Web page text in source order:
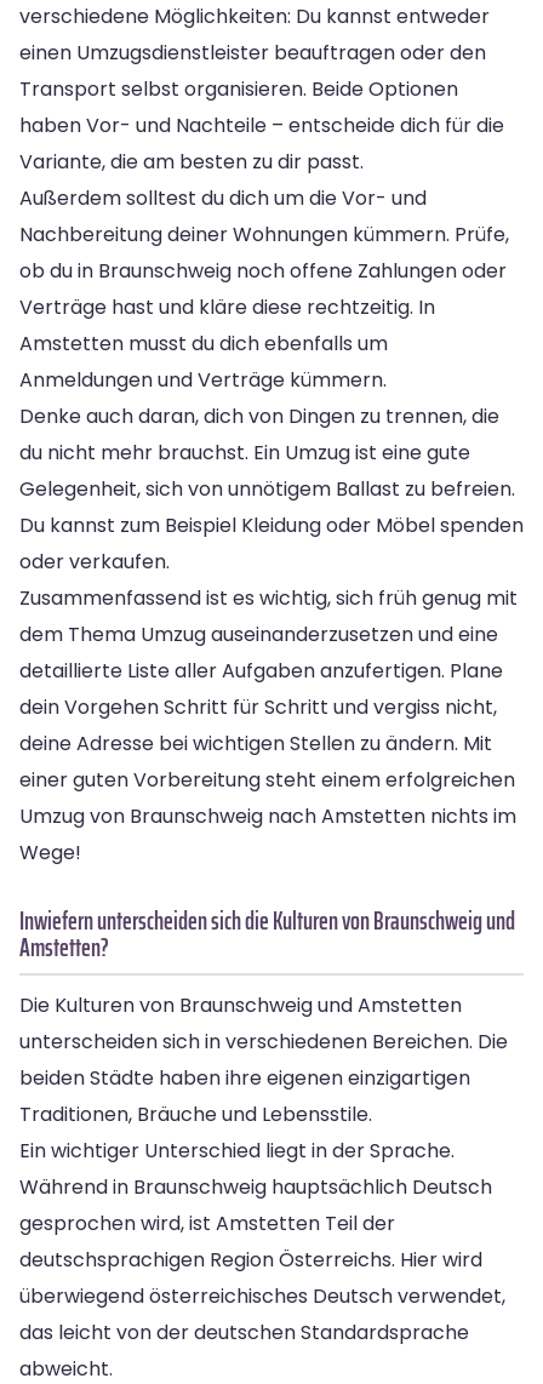
verschiedene Möglichkeiten: Du kannst entweder
einen Umzugsdienstleister beauftragen oder den
Transport selbst organisieren. Beide Optionen
haben Vor- und Nachteile – entscheide dich für die
Variante, die am besten zu dir passt.
Außerdem solltest du dich um die Vor- und
Nachbereitung deiner Wohnungen kümmern. Prüfe,
ob du in Braunschweig noch offene Zahlungen oder
Verträge hast und kläre diese rechtzeitig. In
Amstetten musst du dich ebenfalls um
Anmeldungen und Verträge kümmern.
Denke auch daran, dich von Dingen zu trennen, die
du nicht mehr brauchst. Ein Umzug ist eine gute
Gelegenheit, sich von unnötigem Ballast zu befreien.
Du kannst zum Beispiel Kleidung oder Möbel spenden
oder verkaufen.
Zusammenfassend ist es wichtig, sich früh genug mit
dem Thema Umzug auseinanderzusetzen und eine
detaillierte Liste aller Aufgaben anzufertigen. Plane
dein Vorgehen Schritt für Schritt und vergiss nicht,
deine Adresse bei wichtigen Stellen zu ändern. Mit
einer guten Vorbereitung steht einem erfolgreichen
Umzug von Braunschweig nach Amstetten nichts im
Wege!
Inwiefern unterscheiden sich die Kulturen von Braunschweig und
Amstetten?
Die Kulturen von Braunschweig und Amstetten
unterscheiden sich in verschiedenen Bereichen. Die
beiden Städte haben ihre eigenen einzigartigen
Traditionen, Bräuche und Lebensstile.
Ein wichtiger Unterschied liegt in der Sprache.
Während in Braunschweig hauptsächlich Deutsch
gesprochen wird, ist Amstetten Teil der
deutschsprachigen Region Österreichs. Hier wird
überwiegend österreichisches Deutsch verwendet,
das leicht von der deutschen Standardsprache
abweicht.